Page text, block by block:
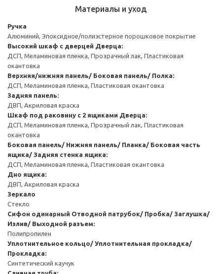
Материалы и уход
Ручка
Алюминий, Эпоксидное/полиэстерное порошковое покрытие
Высокий шкаф с дверцей Дверца:
ДСП, Меламиновая пленка, Прозрачный лак, Пластиковая
окантовка
Верхняя/нижняя панель/ Боковая панель/ Полка:
ДСП, Меламиновая пленка, Пластиковая окантовка
Задняя панель:
ДВП, Акриловая краска
Шкаф под раковину с 2 ящиками Дверца:
ДСП, Меламиновая пленка, Прозрачный лак, Пластиковая
окантовка
Боковая панель/ Нижняя панель/ Планка/ Боковая часть
ящика/ Задняя стенка ящика:
ДСП, Меламиновая пленка, Пластиковая окантовка
Дно ящика:
ДВП, Акриловая краска
Зеркало
Стекло
Сифон одинарный Отводной патрубок/ Пробка/ Заглушка/
Излив/ Выходной разъем:
Полипропилен
Уплотнительное кольцо/ Уплотнительная прокладка/
Прокладка:
Синтетический каучук